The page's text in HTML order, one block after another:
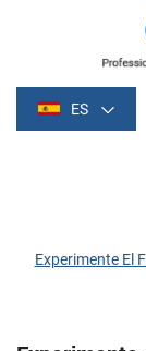
ES
Experimente El